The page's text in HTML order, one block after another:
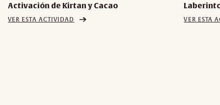
Activación de Kirtan y Cacao
VER ESTA ACTIVIDAD VER ESTA